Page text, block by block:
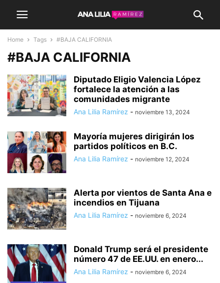
Home Tags #BAJA CALIFORNIA
#BAJA CALIFORNIA
Diputado Eligio Valencia López
fortalece la atención a las
comunidades migrante
Ana Lilia Ramírez - noviembre 13, 2024
Mayoría mujeres dirigirán los
partidos políticos en B.C.
Ana Lilia Ramírez - noviembre 12, 2024
Alerta por vientos de Santa Ana e
incendios en Tijuana
Ana Lilia Ramírez - noviembre 6, 2024
Donald Trump será el presidente
número 47 de EE.UU. en enero...
Ana Lilia Ramírez - noviembre 6, 2024